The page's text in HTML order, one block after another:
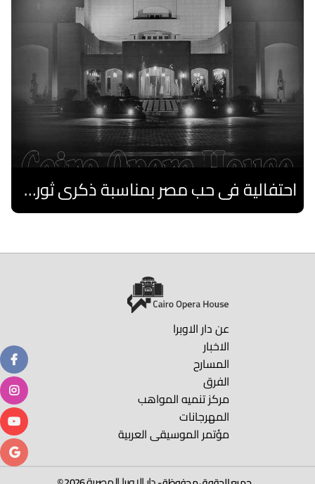
احتفالية فى حب مصر بمناسبة ذكرى ثورة 30 يونيو
عن دار الاوبرا
الاخبار
المسارح
الفرق
مركز تنميه المواهب
المهرجانات
مؤتمر الموسيقى العربية